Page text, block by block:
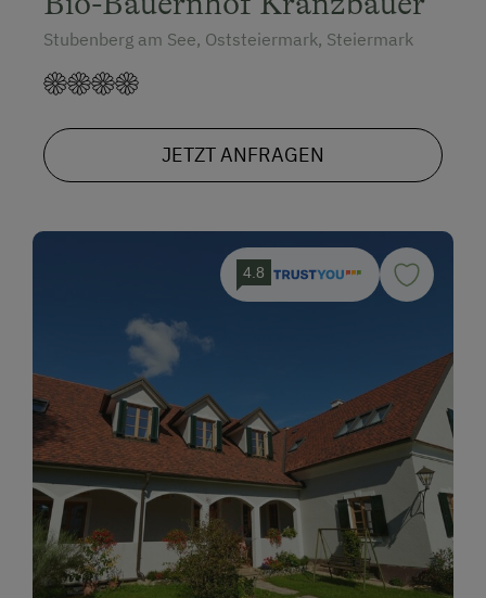
Stubenberg am See, Oststeiermark, Steiermark
JETZT ANFRAGEN
4.8